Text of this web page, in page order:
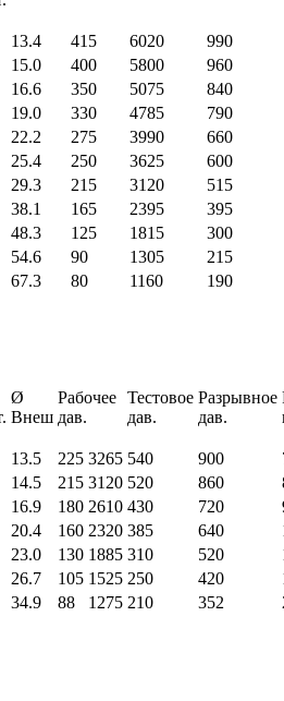
13.4 415 6020
990
15.0 400 5800
960
16.6 350 5075
840
19.0 330 4785
790
22.2 275 3990
660
25.4 250 3625
600
29.3 215 3120
515
38.1 165 2395
395
48.3 125 1815
300
54.6 90 1305
215
67.3 80 1160 190
Ø
Внеш
Рабочее
дав.
Тестовое
дав.
Разрывное
дав.
13.5 225 3265 540 900
14.5 215 3120 520 860
16.9 180 2610 430 720
20.4 160 2320 385 640
23.0 130 1885 310 520
26.7 105 1525 250 420
34.9 88 1275 210 352